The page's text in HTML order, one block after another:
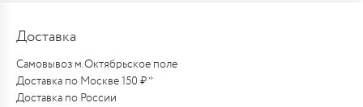
Доставка
Самовывоз м.Октябрьское поле
Доставка по Москве 150 ₽ *
Доставка по России